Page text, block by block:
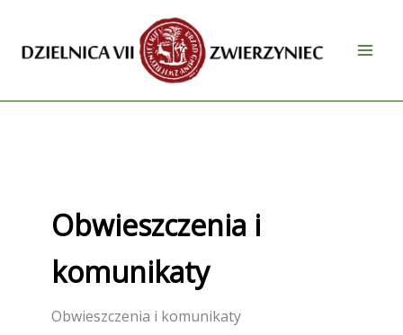
treści
Obwieszczenia i
komunikaty
Obwieszczenia i komunikaty